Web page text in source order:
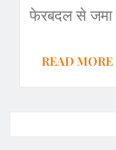
फेरबदल से जमा
READ MORE